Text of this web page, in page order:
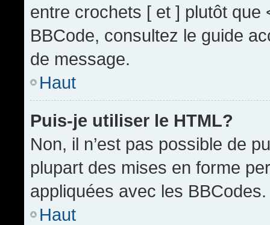
entre crochets [ et ] plutôt que
BBCode, consultez le guide
de message.
Haut
Puis-je utiliser le HTML?
Non, il n’est pas possible de
plupart des mises en forme
appliquées avec les BBCodes.
Haut